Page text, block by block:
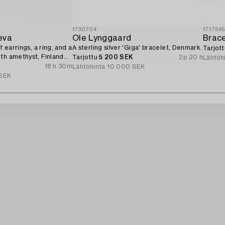
earrings, a ring, and a
amethyst, Finland
18 h 30m
1730704
Ole Lynggaard
A sterling silver 'Giga' bracelet, Denmark.
Tarjottu5 200 SEK
2p 20 h
Lähtöhinta 10 000 SEK
1717645